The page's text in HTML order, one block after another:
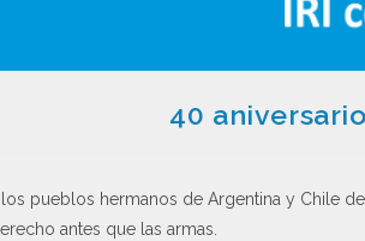
40
los pueblos hermanos de Argentina y Chile
antes que las armas.